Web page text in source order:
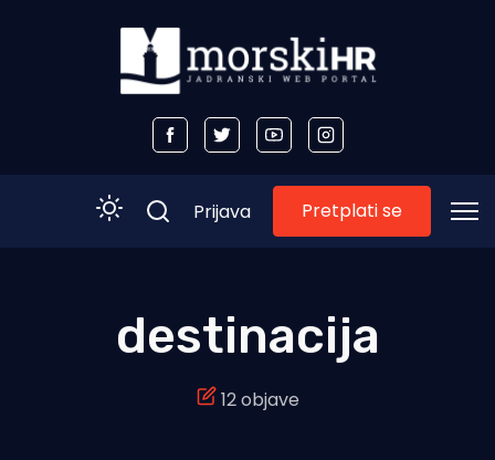
Morski plus
Prijava Pretplati se
destinacija
12 objave